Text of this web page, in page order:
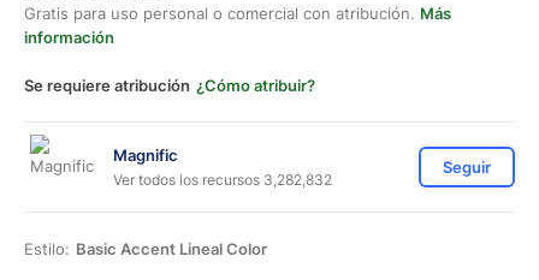
Gratis para uso personal o comercial con atribución. Más
información
Se requiere atribución ¿Cómo atribuir?
Magnific
Ver todos los recursos 3,282,832
Seguir
Estilo: Basic Accent Lineal Color